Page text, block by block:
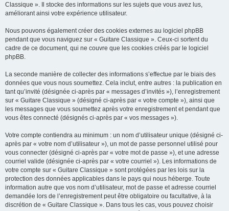
Classique ». Il stocke des informations sur les sujets que vous avez lus,
améliorant ainsi votre expérience utilisateur.
Nous pouvons également créer des cookies externes au logiciel phpBB
pendant que vous naviguez sur « Guitare Classique ». Ceux-ci sortent du
cadre de ce document, qui ne couvre que les cookies créés par le logiciel
phpBB.
La seconde manière de collecter des informations s’effectue par le biais des
données que vous nous soumettez. Cela inclut, entre autres : la publication en
tant qu’invité (désignée ci-après par « messages d’invités »), l’enregistrement
sur « Guitare Classique » (désigné ci-après par « votre compte »), ainsi que
les messages que vous soumettez après votre enregistrement et pendant que
vous êtes connecté (désignés ci-après par « vos messages »).
Votre compte contiendra au minimum : un nom d’utilisateur unique (désigné ci-
après par « votre nom d’utilisateur »), un mot de passe personnel utilisé pour
vous connecter (désigné ci-après par « votre mot de passe »), et une adresse
courriel valide (désignée ci-après par « votre courriel »). Les informations de
votre compte sur « Guitare Classique » sont protégées par les lois sur la
protection des données applicables dans le pays qui nous héberge. Toute
information autre que vos nom d’utilisateur, mot de passe et adresse courriel
demandée lors de l’enregistrement peut être obligatoire ou facultative, à la
discrétion de « Guitare Classique ». Dans tous les cas, vous pouvez choisir